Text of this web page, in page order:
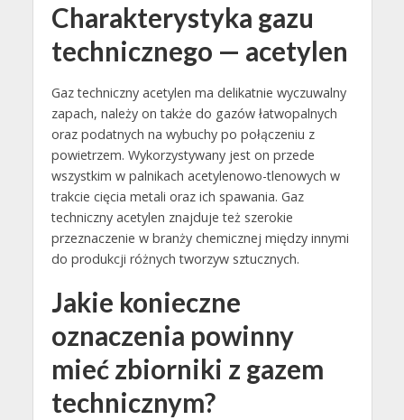
Charakterystyka gazu
technicznego — acetylen
Gaz techniczny acetylen ma delikatnie wyczuwalny
zapach, należy on także do gazów łatwopalnych
oraz podatnych na wybuchy po połączeniu z
powietrzem. Wykorzystywany jest on przede
wszystkim w palnikach acetylenowo-tlenowych w
trakcie cięcia metali oraz ich spawania. Gaz
techniczny acetylen znajduje też szerokie
przeznaczenie w branży chemicznej między innymi
do produkcji różnych tworzyw sztucznych.
Jakie konieczne
oznaczenia powinny
mieć zbiorniki z gazem
technicznym?